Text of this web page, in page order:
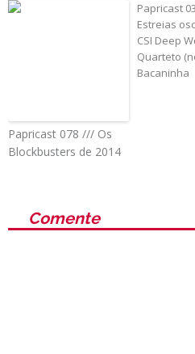
Papricast 078 /// Os
Blockbusters de 2014
Papricast
Estreias
CSI Deep
Quarteto
Bacaninha
Comente